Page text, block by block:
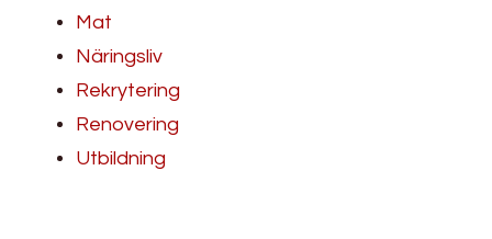
Mat
Näringsliv
Rekrytering
Renovering
Utbildning